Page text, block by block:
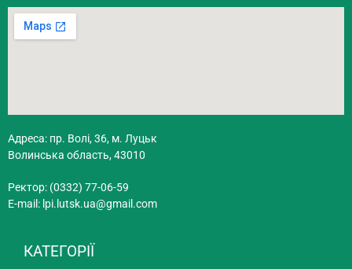
Адреса: пр. Волі, 36, м. Луцьк
Волинська область, 43010
Ректор: (0332) 77-06-59
E-mail: lpi.lutsk.ua@gmail.com
КАТЕГОРІЇ